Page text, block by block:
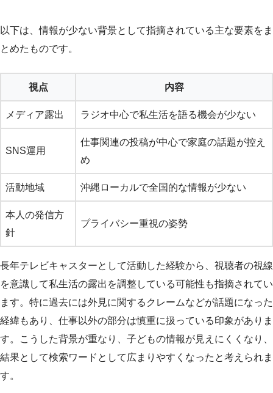
以下は、情報が少ない背景として指摘されている主な要素をま
とめたものです。
視点 内容
メディア露出 ラジオ中心で私生活を語る機会が少ない
SNS運用
仕事関連の投稿が中心で家庭の話題が控え
め
活動地域 沖縄ローカルで全国的な情報が少ない
本人の発信方
針
プライバシー重視の姿勢
長年テレビキャスターとして活動した経験から、視聴者の視線
を意識して私生活の露出を調整している可能性も指摘されてい
ます。特に過去には外見に関するクレームなどが話題になった
経緯もあり、仕事以外の部分は慎重に扱っている印象がありま
す。こうした背景が重なり、子どもの情報が見えにくくなり、
結果として検索ワードとして広まりやすくなったと考えられま
す。